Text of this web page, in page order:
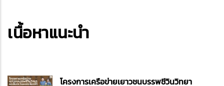
เนื้อหาแนะนำ
โครงการเครือข่ายเยาวชนบรรพชีวินวิทยา